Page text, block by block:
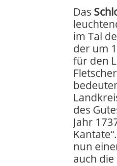
Das
im Tal
der um
für den
des
Jahr
nun
auch